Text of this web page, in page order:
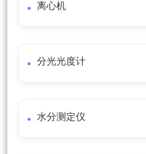
离心机
分光光度计
水分测定仪